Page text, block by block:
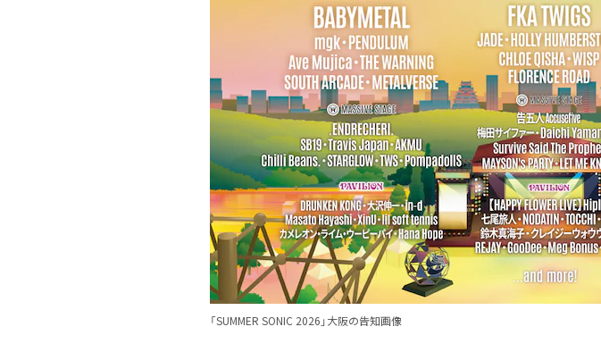
「SUMMER SONIC 2026」大阪の告知画像